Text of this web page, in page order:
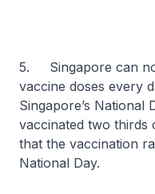
5. Singapore can
vaccine doses every
Singapore’s National
vaccinated two thirds
that the vaccination
National Day.